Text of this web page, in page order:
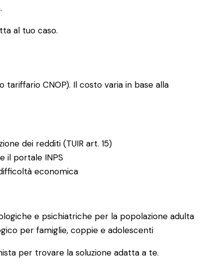
al tuo caso.
CNOP). Il costo varia in base alla
dei redditi (TUIR art. 15)
il portale INPS
economica
e psichiatriche per la popolazione adulta
per famiglie, coppie e adolescenti
per trovare la soluzione adatta a te.